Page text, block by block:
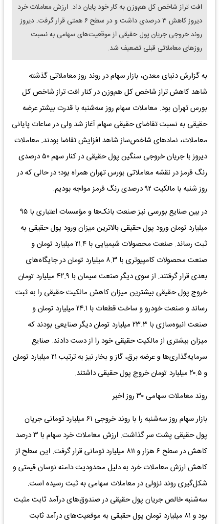
افت تراز شاخص کل هم‌وزن به کار خود پایان داد. ارزش معاملات خرد
دیروز کاهش ۳ درصدی داشت و در سطح ۶ همتی قرار گرفت. دیروز
روند خروجی جریان پول حقیقی از موقعیت‌های سهامی به نسبت
روز‌های معاملاتی قبلی تضعیف شد.
به گزارش دنیای معدن، بازار سهام در روند روز معاملاتی گذشته
شاهد کاهش تراز شاخص کل هم‌وزن در کنار افت تراز شاخص کل
بورس تهران بود. معاملات سهام روز سه‌شنبه با قدرت بیشتر عرضه
حقیقی به نسبت تقاضای حقیقی سهام آغاز شد ولی در ساعات پایانی
معاملات، نماد‌های شاخص‌ساز شاهد افزایش تقاضا بودند. معاملات
دیروز با جریان خروجی سنگین پول حقیقی در کنار سهم ۵۰ درصدی
رنگ قرمز در نقشه معاملاتی بورس تهران همراه بود؛ در حالی که در
روز شنبه با مالکیت ۹۲ درصدی رنگ قرمز مواجه بودیم.
در بین صنایع بورسی نیز صنعت بانک‌ها و مؤسسات اعتباری با ۹۵
میلیارد تومان ورود پول حقیقی بالاترین میزان ورود پول حقیقی به
ثبت رساند. صنعت محصولات شیمیایی با ۲۱.۴ میلیارد تومان و
صنعت محصولات کامپیوتری با ۸.۳ میلیارد تومان در جایگاه‌های
بعدی قرار گرفتند. از سوی دیگر صنعت سیمان با ۴۲.۹ میلیارد تومان
خروج پول حقیقی بیشترین میزان کاهش مالکیت حقیقی را به ثبت
رساند و صنعت خودرو و ساخت قطعات با ۲۴.۱ میلیارد تومان و
صنعت انبوه‌سازی با ۲۳.۳ میلیارد تومان دیگر صنایعی بودند که
میزان بیشتری از مالکیت حقیقی خود را از دست دادند. صنایع
سرمایه‌گذاری‌ها و عرضه برق، گاز و بخار نیز به ترتیب ۲۱ میلیارد تومان
و ۲۰.۵ میلیارد تومان خروج پول حقیقی داشتند.
روند معاملات سهامی ۳۰ روز اخیر
بازار سهام روز سه‌شنبه را با روند خروجی ۶۱ میلیارد تومانی جریان
پول حقیقی پشت سر گذاشت. ارزش معاملات خرد سهام با ۳ درصد
کاهش در سطح ۶ هزار و ۸۱۱ میلیارد تومانی قرار گرفت. این سطح از
کاهش ارزش معاملات خرد به دلیل محدودیت دامنه نوسان قیمتی و
شکل‌گیری روند نزولی در معاملات سهامی به ثبت رسیده است.
سه‌شنبه خالص جریان پول حقیقی در صندوق‌های درآمد ثابت مثبت
بود و ۸۱ میلیارد تومان پول حقیقی به موقعیت‌های درآمد ثابت